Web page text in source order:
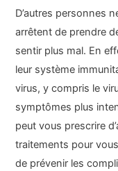
D’autres personnes
arrêtent de prendre
sentir plus mal. En
leur système
virus, y compris le
symptômes plus
peut vous prescrire
traitements pour
de prévenir les